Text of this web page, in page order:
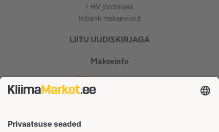
LHV järelmaks
Inbank makseviisid
LIITU UUDISKIRJAGA
Makseinfo